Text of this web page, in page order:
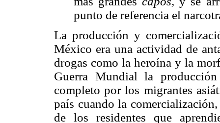
punto de referencia el
La producción y
México era una actividad de
drogas como la heroína y la
Guerra Mundial la
completo por los migrantes
país cuando la
de los residentes que